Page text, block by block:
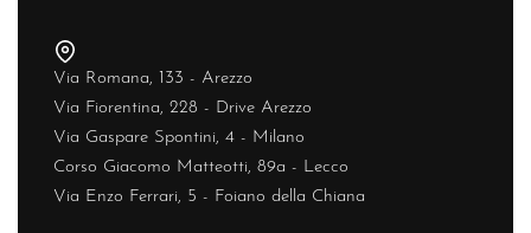
Via Romana, 133 - Arezzo
Via Fiorentina, 228 - Drive Arezzo
Via Gaspare Spontini, 4 - Milano
Corso Giacomo Matteotti, 89a - Lecco
Via Enzo Ferrari, 5 - Foiano della Chiana